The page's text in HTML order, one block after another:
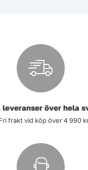
leveranser över hela
frakt vid köp över 4 990